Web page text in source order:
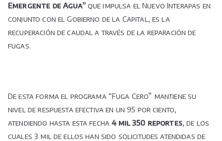
Emergente de Agua”que impulsa el Nuevo Interapas en
conjunto con el Gobierno de la Capital, es la
recuperación de caudal a través de la reparación de
fugas.
De esta forma el programa “Fuga Cero” mantiene su
nivel de respuesta efectiva en un 95 por ciento,
atendiendo hasta esta fecha4 mil 350 reportes, de los
cuales 3 mil de ellos han sido solicitudes atendidas de